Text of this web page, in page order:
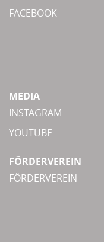
FACEBOOK
MEDIA
INSTAGRAM
YOUTUBE
FÖRDERVEREIN
FÖRDERVEREIN